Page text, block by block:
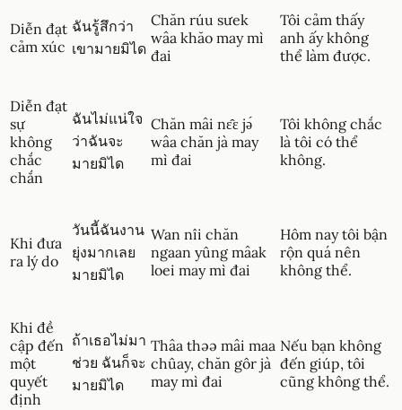
Diễn đạt
cảm xúc
ฉันรู้สึกว่า
เขามายมิได
Chăn rúu sưek
wâa khăo may mì
đai
Tôi cảm thấy
anh ấy không
thể làm được.
Diễn đạt
sự
không
chắc
chắn
ฉันไม่แน่ใจ
ว่าฉันจะ
มายมิได
Chăn mâi nɛ̂ɛ jə́
wâa chăn jà may
mì đai
Tôi không chắc
là tôi có thể
không.
Khi đưa
ra lý do
วันนี้ฉันงาน
ยุ่งมากเลย
มายมิได
Wan nîi chăn
ngaan yûng mâak
loei may mì đai
Hôm nay tôi bận
rộn quá nên
không thể.
Khi đề
cập đến
một
quyết
định
ถ้าเธอไม่มา
ช่วย ฉันก็จะ
มายมิได
Thâa thəə mâi maa
chûay, chăn gôr jà
may mì đai
Nếu bạn không
đến giúp, tôi
cũng không thể.